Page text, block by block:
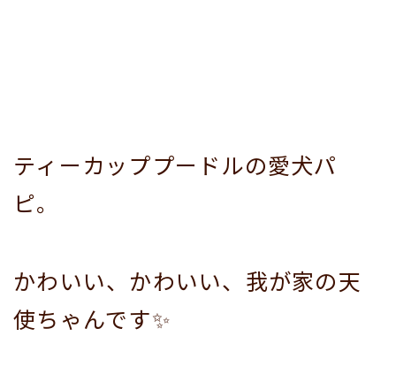
ティーカッププードルの愛犬パ
ピ。
かわいい、かわいい、我が家の天
使ちゃんです✨